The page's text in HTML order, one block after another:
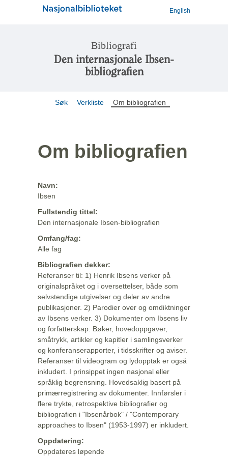
English
Bibliografi
Den internasjonale Ibsen-
bibliografien
Søk Verkliste Om bibliografien
Om bibliografien
Navn:
Ibsen
Fullstendig tittel:
Den internasjonale Ibsen-bibliografien
Omfang/fag:
Alle fag
Bibliografien dekker:
Referanser til: 1) Henrik Ibsens verker på
originalspråket og i oversettelser, både som
selvstendige utgivelser og deler av andre
publikasjoner. 2) Parodier over og omdiktninger
av Ibsens verker. 3) Dokumenter om Ibsens liv
og forfatterskap: Bøker, hovedoppgaver,
småtrykk, artikler og kapitler i samlingsverker
og konferanserapporter, i tidsskrifter og aviser.
Referanser til videogram og lydopptak er også
inkludert. I prinsippet ingen nasjonal eller
språklig begrensning. Hovedsaklig basert på
primærregistrering av dokumenter. Innførsler i
flere trykte, retrospektive bibliografier og
bibliografien i "Ibsenårbok" / "Contemporary
approaches to Ibsen" (1953-1997) er inkludert.
Oppdatering:
Oppdateres løpende